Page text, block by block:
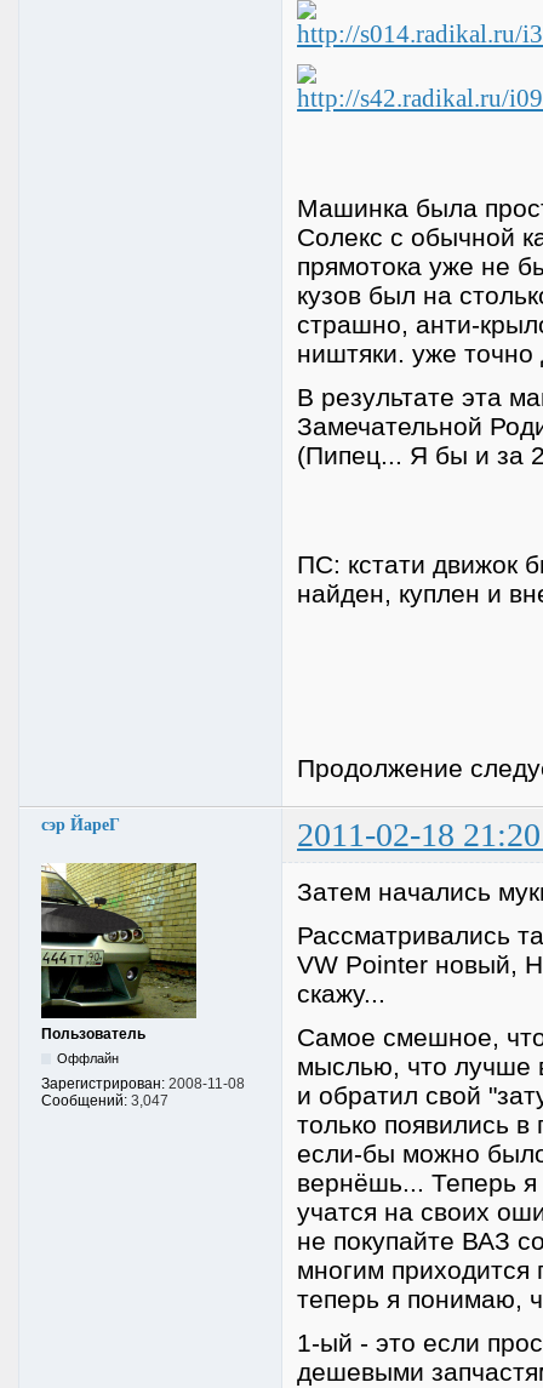
Машинка была
Солекс с обычной
прямотока уже не
кузов был на
страшно, анти-
ништяки. уже точно
В результате эта
Замечательной
(Пипец... Я бы и за
ПС: кстати движок
найден, куплен и
Продолжение
сэр ЙареГ 2011-02-18
Пользователь
Оффлайн
Зарегистрирован: 2008-11-08
Сообщений: 3,047
Затем начались
Рассматривались
VW Pointer новый,
скажу...
Самое смешное,
мыслью, что лучше
и обратил свой
только появились
если-бы можно
вернёшь... Теперь я
учатся на своих
не покупайте ВАЗ
многим приходится
теперь я понимаю,
1-ый - это если
дешевыми